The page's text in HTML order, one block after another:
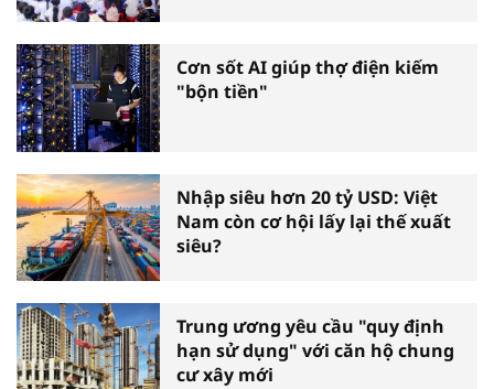
Cơn sốt AI giúp thợ điện kiếm
"bộn tiền"
Nhập siêu hơn 20 tỷ USD: Việt
Nam còn cơ hội lấy lại thế xuất
siêu?
Trung ương yêu cầu "quy định
hạn sử dụng" với căn hộ chung
cư xây mới